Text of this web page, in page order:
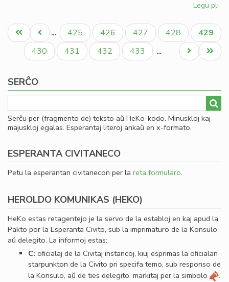
Legu pli
en
Pagination
Unua
paĝo
Antaŭa
paĝo
… Paĝo
425 Paĝo
426 Paĝo
427 Paĝo
428
Aktuala
paĝo
429
Paĝo
430 Paĝo
431 Paĝo
432 Paĝo
433 …
Last
page
Next
page
SERĈO
Serĉu per (fragmento de) teksto aŭ HeKo-kodo. Minuskloj kaj
majuskloj egalas. Esperantaj literoj ankaŭ en x-formato.
ESPERANTA CIVITANECO
Petu la esperantan civitanecon per la reta formularo.
HEROLDO KOMUNIKAS (HEKO)
HeKo estas retagentejo je la servo de la establoj en kaj apud la
Pakto por la Esperanta Civito, sub la imprimaturo de la Konsulo
aŭ delegito. La informoj estas:
C: oﬁcialaj de la Civitaj instancoj, kiuj esprimas la oﬁcialan
starpunkton de la Civito pri specifa temo, sub responso de
la Konsulo, aŭ de ties delegito, markitaj per la simbolo
.